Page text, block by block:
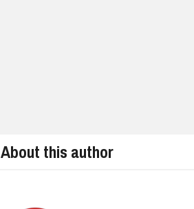
About this author